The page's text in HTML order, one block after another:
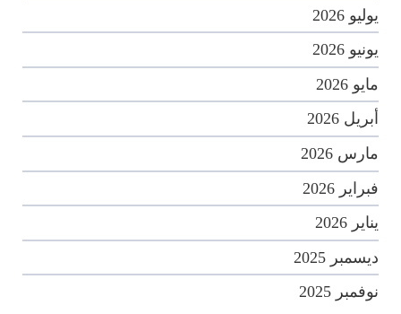
يوليو 2026
يونيو 2026
مايو 2026
أبريل 2026
مارس 2026
فبراير 2026
يناير 2026
ديسمبر 2025
نوفمبر 2025